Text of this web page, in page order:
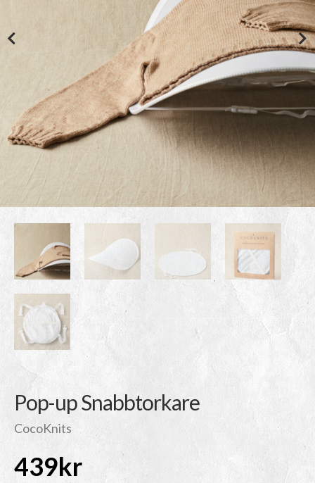
Pop-up Snabbtorkare
CocoKnits
439kr